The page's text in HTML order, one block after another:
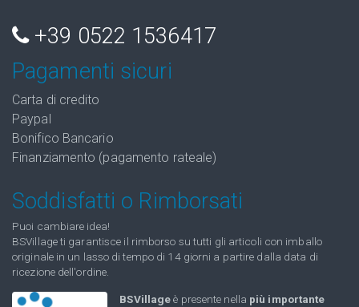
+39 0522 1536417
Pagamenti sicuri
Carta di credito
Paypal
Bonifico Bancario
Finanziamento (pagamento rateale)
Soddisfatti o Rimborsati
Puoi cambiare idea!
BSVillage ti garantisce il rimborso su tutti gli articoli con imballo
originale in un lasso di tempo di 14 giorni a partire dalla data di
ricezione dell'ordine.
BSVillageè presente nella più importante